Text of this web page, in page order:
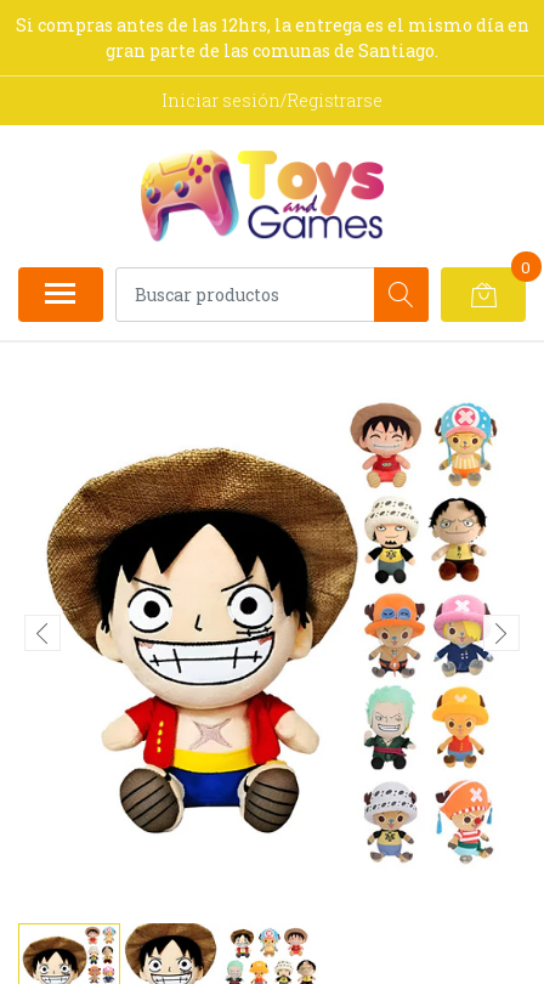
Si compras antes de las 12hrs, la entrega es el mismo día en
gran parte de las comunas de Santiago.
Iniciar sesión/Registrarse
0